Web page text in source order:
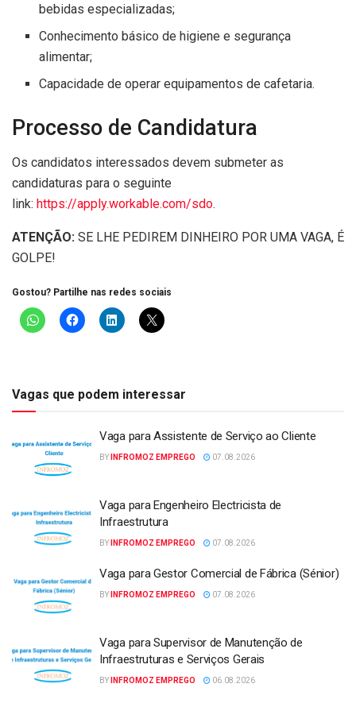
bebidas especializadas;
Conhecimento básico de higiene e segurança
alimentar;
Capacidade de operar equipamentos de cafetaria.
Processo de Candidatura
Os candidatos interessados devem submeter as
candidaturas para o seguinte
link: https://apply.workable.com/sdo.
ATENÇÃO: SE LHE PEDIREM DINHEIRO POR UMA VAGA, É
GOLPE!
Gostou? Partilhe nas redes sociais
Vagas que podem interessar
Vaga para Assistente de Serviço ao Cliente
BY INFROMOZ EMPREGO 07.08.2026
Vaga para Engenheiro Electricista de
Infraestrutura
BY INFROMOZ EMPREGO 07.08.2026
Vaga para Gestor Comercial de Fábrica (Sénior)
BY INFROMOZ EMPREGO 07.08.2026
Vaga para Supervisor de Manutenção de
Infraestruturas e Serviços Gerais
BY INFROMOZ EMPREGO 06.08.2026